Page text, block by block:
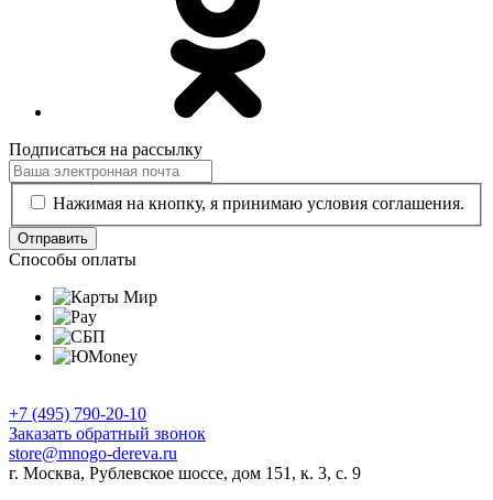
Подписаться на рассылку
Нажимая на кнопку, я принимаю условия соглашения.
Отправить
Способы оплаты
+7 (495) 790-20-10
Заказать обратный звонок
store@mnogo-dereva.ru
г. Москва, Рублевское шоссе, дом 151, к. 3, с. 9